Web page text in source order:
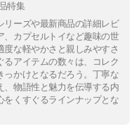
特集
リーズや最新商品の詳細レビ
、カプセルトイなど趣味の世
な軽やかさと親しみやすさ
るアイテムの数々は、コレク
っかけとなるだろう。丁寧な
、物語性と魅力を伝導する内
をくすぐるラインナップとな